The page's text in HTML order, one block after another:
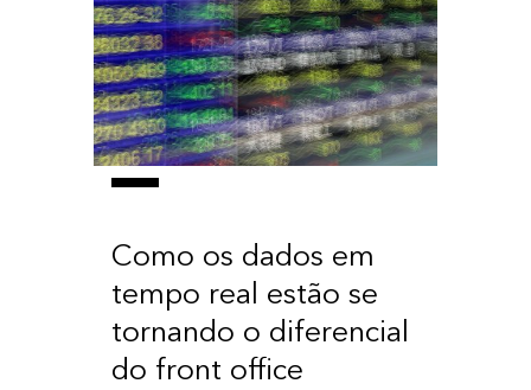
Como os dados em
tempo real estão se
tornando o diferencial
do front office